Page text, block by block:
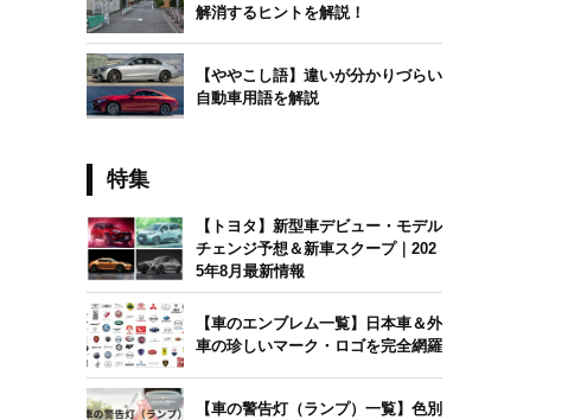
解消するヒントを解説！
【ややこし語】違いが分かりづらい
自動車用語を解説
特集
【トヨタ】新型車デビュー・モデル
チェンジ予想＆新車スクープ｜202
5年8月最新情報
【車のエンブレム一覧】日本車＆外
車の珍しいマーク・ロゴを完全網羅
【車の警告灯（ランプ）一覧】色別